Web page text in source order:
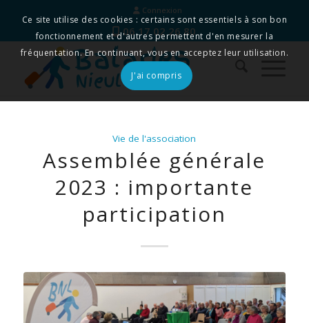
Connexion
06 17 02 26 80
Vie de l'association
Assemblée générale
2023 : importante
participation
Ce site utilise des cookies : certains sont essentiels à son bon
fonctionnement et d'autres permettent d'en mesurer la
fréquentation. En continuant, vous en acceptez leur utilisation.
J'ai compris